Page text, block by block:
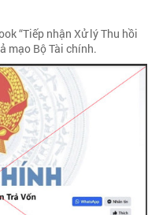
“Tiếp nhận Xử lý Thu hồi
mạo Bộ Tài chính.